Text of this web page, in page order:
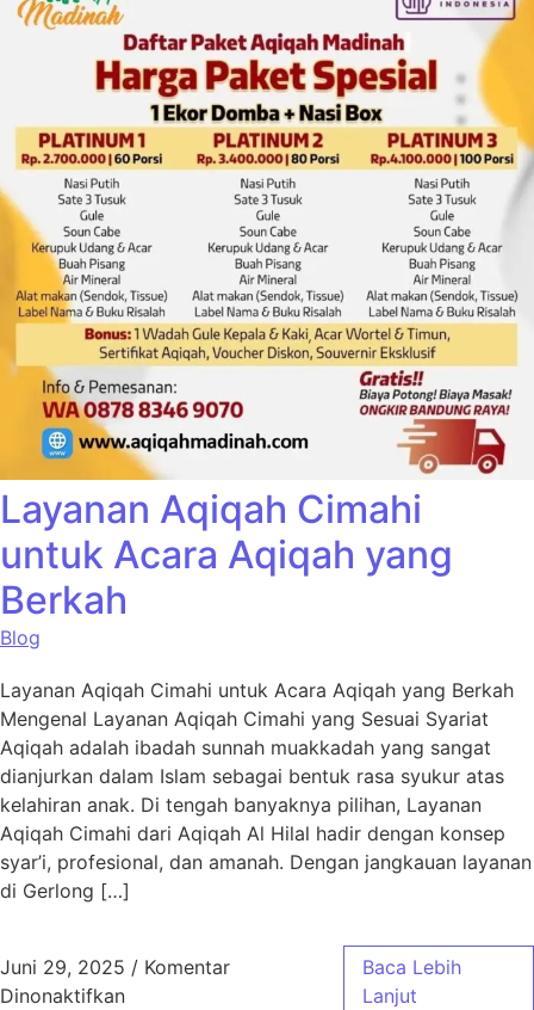
Layanan Aqiqah Cimahi
untuk Acara Aqiqah yang
Berkah
Blog
Layanan Aqiqah Cimahi untuk Acara Aqiqah yang Berkah
Mengenal Layanan Aqiqah Cimahi yang Sesuai Syariat
Aqiqah adalah ibadah sunnah muakkadah yang sangat
dianjurkan dalam Islam sebagai bentuk rasa syukur atas
kelahiran anak. Di tengah banyaknya pilihan, Layanan
Aqiqah Cimahi dari Aqiqah Al Hilal hadir dengan konsep
syar’i, profesional, dan amanah. Dengan jangkauan layanan
di Gerlong […]
Juni 29, 2025 / Komentar
Dinonaktifkanpada Layanan Aqiqah Cimahi untuk Acara
Baca Lebih
Lanjut